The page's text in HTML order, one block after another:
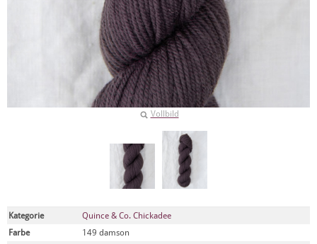
Vollbild
Kategorie
Quince & Co. Chickadee
Farbe
149 damson